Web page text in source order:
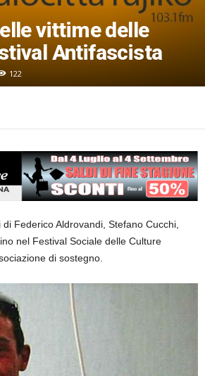
vittime delle
Antifascista
122
di Federico Aldrovandi, Stefano Cucchi,
nel Festival Sociale delle Culture
di sostegno.